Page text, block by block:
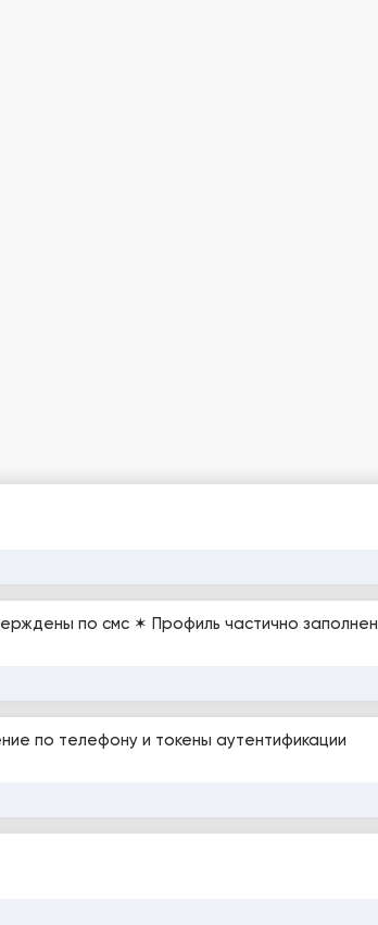
по смс ✶ Профиль частично заполнен
по телефону и токены аутентификации